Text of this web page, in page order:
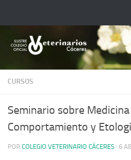
CURSOS
Seminario sobre
Comportamiento y
POR COLEGIO VETERINARIO CÁCERES · 6